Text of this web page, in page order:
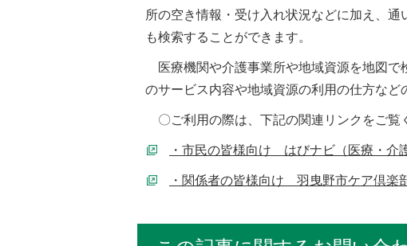
所の空き情報・受け入れ状況などに加え、
も検索することができます。
医療機関や介護事業所や地域資源を地図で
のサービス内容や地域資源の利用の仕方など
〇ご利用の際は、下記の関連リンクをご覧
・市民の皆様向け はびナビ（医療・介
・関係者の皆様向け 羽曳野市ケア倶楽